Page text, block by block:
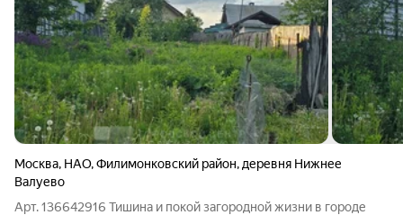
Москва, НАО,Филимонковский район, деревня Нижнее
Валуево
Арт. 136642916 Тишина и покой загородной жизни в городе